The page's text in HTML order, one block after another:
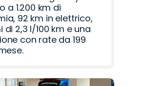
a 1.200 km di
92 km in elettrico,
di 2,3 l/100 km e una
con rate da 199